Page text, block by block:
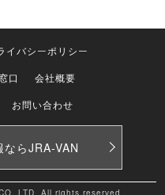
イバシーポリシー
口
会社概要
お問い合わせ
らJRA-VAN
All rights reserved.